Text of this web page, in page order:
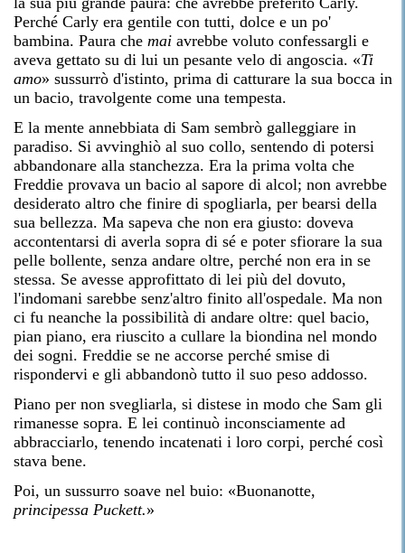
Perché Carly era gentile con tutti, dolce e un po'
bambina. Paura che mai avrebbe voluto confessargli e
aveva gettato su di lui un pesante velo di angoscia. «Ti
amo» sussurrò d'istinto, prima di catturare la sua bocca in
un bacio, travolgente come una tempesta.
E la mente annebbiata di Sam sembrò galleggiare in
paradiso. Si avvinghiò al suo collo, sentendo di potersi
abbandonare alla stanchezza. Era la prima volta che
Freddie provava un bacio al sapore di alcol; non avrebbe
desiderato altro che finire di spogliarla, per bearsi della
sua bellezza. Ma sapeva che non era giusto: doveva
accontentarsi di averla sopra di sé e poter sfiorare la sua
pelle bollente, senza andare oltre, perché non era in se
stessa. Se avesse approfittato di lei più del dovuto,
l'indomani sarebbe senz'altro finito all'ospedale. Ma non
ci fu neanche la possibilità di andare oltre: quel bacio,
pian piano, era riuscito a cullare la biondina nel mondo
dei sogni. Freddie se ne accorse perché smise di
rispondervi e gli abbandonò tutto il suo peso addosso.
Piano per non svegliarla, si distese in modo che Sam gli
rimanesse sopra. E lei continuò inconsciamente ad
abbracciarlo, tenendo incatenati i loro corpi, perché così
stava bene.
Poi, un sussurro soave nel buio: «Buonanotte,
principessa Puckett.»